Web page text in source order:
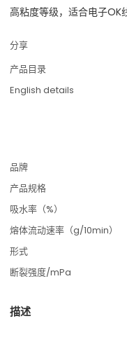
高粘度等级，适合电子OK
分享
产品目录
English details
品牌
产品规格
吸水率（%）
熔体流动速率（g/10min）
形式
断裂强度/mPa
描述